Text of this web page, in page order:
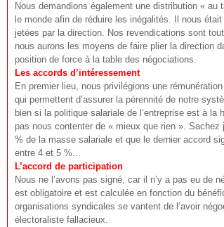
Nous demandions également une distribution «
le monde afin de réduire les inégalités. Il nous
jetées par la direction. Nos revendications sont
nous aurons les moyens de faire plier la direction
position de force à la table des négociations.
Les accords d’intéressement
En premier lieu, nous privilégions une
qui permettent d’assurer la pérennité de notre
bien si la politique salariale de l’entreprise est à la
pas nous contenter de « mieux que rien ».
% de la masse salariale et que le dernier accord
entre 4 et 5 %...
L’accord de participation
Nous ne l’avons pas signé, car il n’y a pas eu de
est obligatoire et est calculée en fonction du
organisations syndicales se vantent de l’avoir
électoraliste fallacieux.